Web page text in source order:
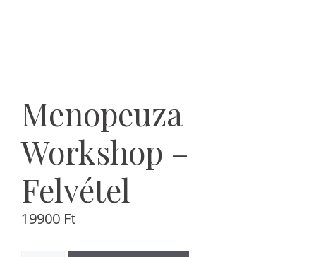
Menopeuza
Workshop –
Felvétel
19900 Ft